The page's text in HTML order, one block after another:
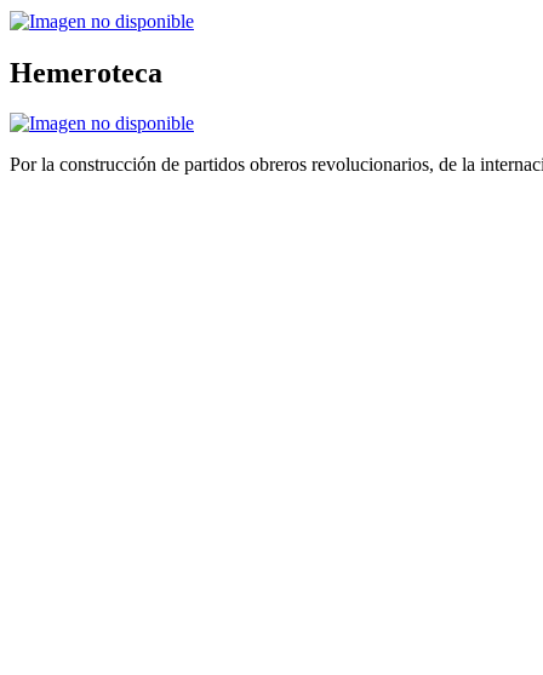
Hemeroteca
Por la construcción de partidos obreros revolucionarios, de la